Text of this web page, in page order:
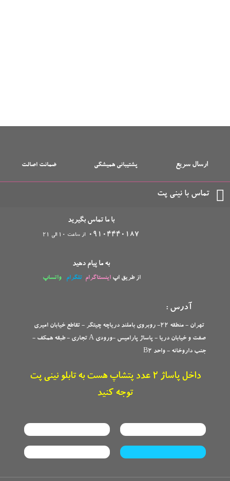
ارسال سریع پشتیبانی همیشگی ضمانت اصالت
تماس با نینی پت
با ما تماس بگیرید
09104440187
از ساعت 10 الی 21
به ما پیام دهید
از طریق اپ اینستاگرام تلگرام واتساپ
آدرس :
تهران - منطقه 22- روبروی باملند دریاچه چیتگر - تقاطع خیابان امیری
صفت و خیابان دریا - پاساژ پارامیس -ورودی A تجاری -
طبقه همکف -
جنب داروخانه - واحد B2
داخل پاساژ 2 عدد پتشاپ هست به تابلو نینی پت
توجه کنید